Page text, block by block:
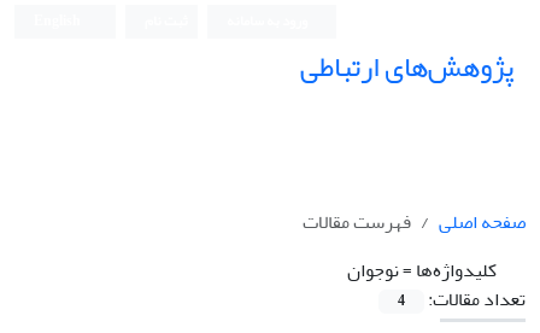
پژوهش‌های ارتباطی
صفحه اصلی
فهرست مقالات
کلیدواژه‌ها =نوجوان
تعداد مقالات:
4